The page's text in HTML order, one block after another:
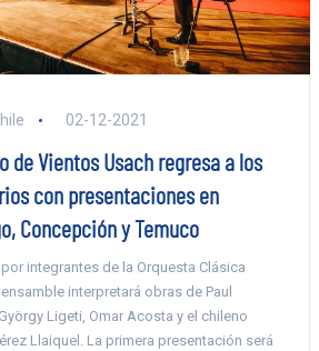
02-12-2021
de Vientos Usach regresa a los
con presentaciones en
Concepción y Temuco
integrantes de la Orquesta Clásica
interpretará obras de Paul
Ligeti, Omar Acosta y el chileno
Llaiquel. La primera presentación será